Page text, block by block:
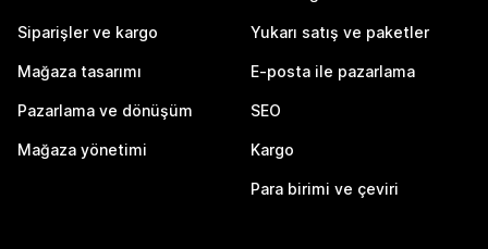
Siparişler ve kargo
Mağaza tasarımı
Pazarlama ve dönüşüm
Mağaza yönetimi
Yukarı satış ve paketler
E-posta ile pazarlama
SEO
Kargo
Para birimi ve çeviri